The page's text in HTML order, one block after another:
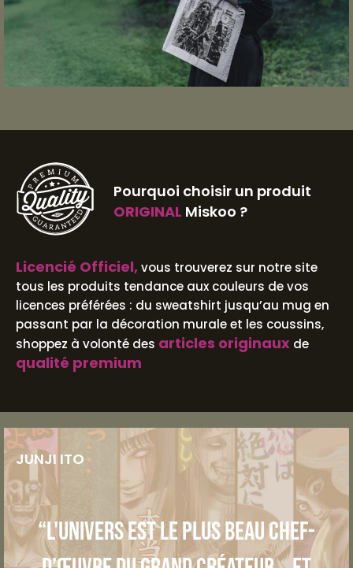
Pourquoi choisir un produit
ORIGINAL Miskoo ?
Licencié Officiel,vous trouverez sur notre site
tous les produits tendance aux couleurs de vos
licences préférées : du sweatshirt jusqu’au mug en
passant par la décoration murale et les coussins,
shoppez à volonté des articles originaux de
qualité premium
JUNJI ITO
“L'univers est le plus beau chef-